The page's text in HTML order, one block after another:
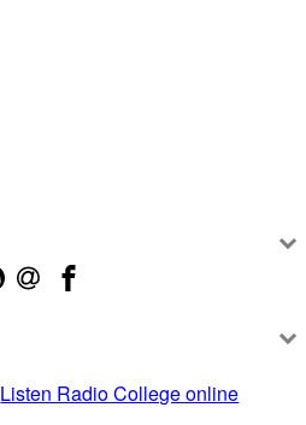
Listen Radio College online